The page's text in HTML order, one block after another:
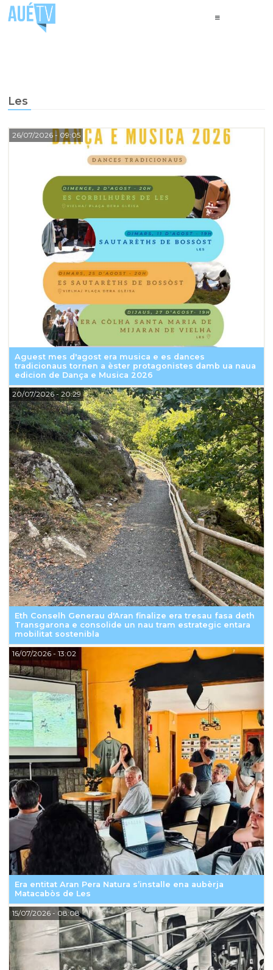
Les
Aguest mes d'agost era musica e es dances
tradicionaus tornen a èster protagonistes damb ua naua
edicion de Dança e Musica 2026
26/07/2026- 09:05
Eth Conselh Generau d'Aran finalize era tresau fasa deth
Transgarona e consolide un nau tram estrategic entara
mobilitat sostenibla
20/07/2026- 20:29
Era entitat Aran Pera Natura s’installe ena aubèrja
Matacabòs de Les
16/07/2026- 13:02
15/07/2026- 08:08